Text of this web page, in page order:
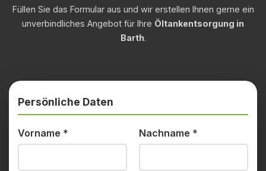
Füllen Sie das Formular aus und wir erstellen Ihnen gerne ein
unverbindliches Angebot für Ihre Öltankentsorgung in
Barth.
Persönliche Daten
Vorname * Nachname *